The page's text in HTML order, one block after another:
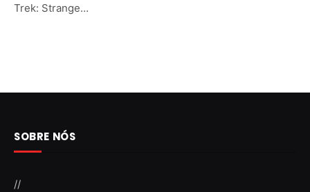
Trek: Strange…
SOBRE NÓS
//